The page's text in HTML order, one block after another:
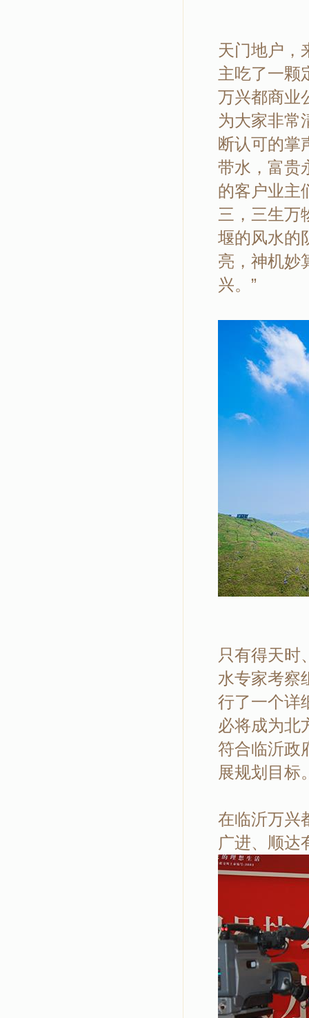
天门地户，
主吃了一颗
万兴都商业
为大家非常
断认可的掌
带水，富贵
的客户业主
三，三生万
堰的风水的
亮，神机妙
兴。”
只有得天时
水专家考察
行了一个详
必将成为北
符合临沂政
展规划目标
在临沂万兴
广进、顺达